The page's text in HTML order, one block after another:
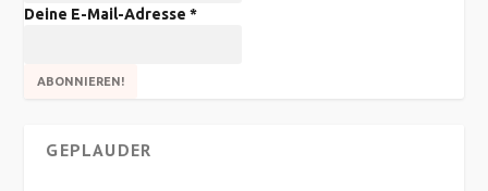
Deine E-Mail-Adresse*
GEPLAUDER